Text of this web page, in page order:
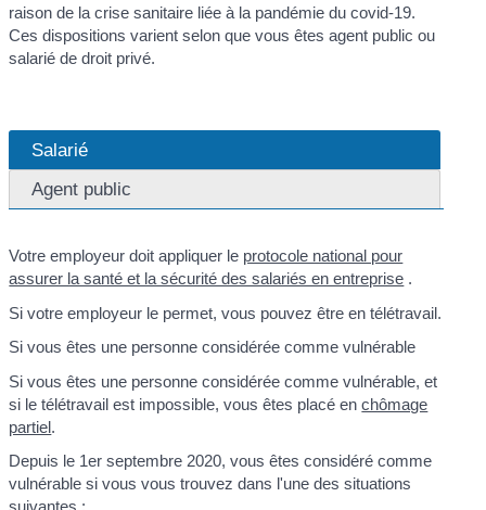
raison de la crise sanitaire liée à la pandémie du covid-19.
Ces dispositions varient selon que vous êtes agent public ou
salarié de droit privé.
Salarié
Agent public
Votre employeur doit appliquer le protocole national pour
assurer la santé et la sécurité des salariés en entreprise .
Si votre employeur le permet, vous pouvez être en télétravail.
Si vous êtes une personne considérée comme vulnérable
Si vous êtes une personne considérée comme vulnérable, et
si le télétravail est impossible, vous êtes placé enchômage
partiel.
Depuis le 1er septembre 2020, vous êtes considéré comme
vulnérable si vous vous trouvez dans l'une des situations
suivantes :